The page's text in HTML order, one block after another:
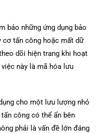
bảo những ứng dụng bảo
cơ tấn công hoặc mất dữ
dõi hiện trang khi hoạt
này là mã hóa lưu
cho một lưu lượng nhỏ
công có thể ẩn bên
phải là vấn đề lớn đáng